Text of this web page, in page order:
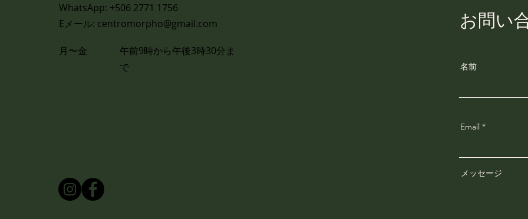
WhatsApp: +506 2771 1756
Eメール: centromorpho@gmail.com
月〜金
午前9時から午後3時30分ま
で
お問い
名前
Email
メッセージ